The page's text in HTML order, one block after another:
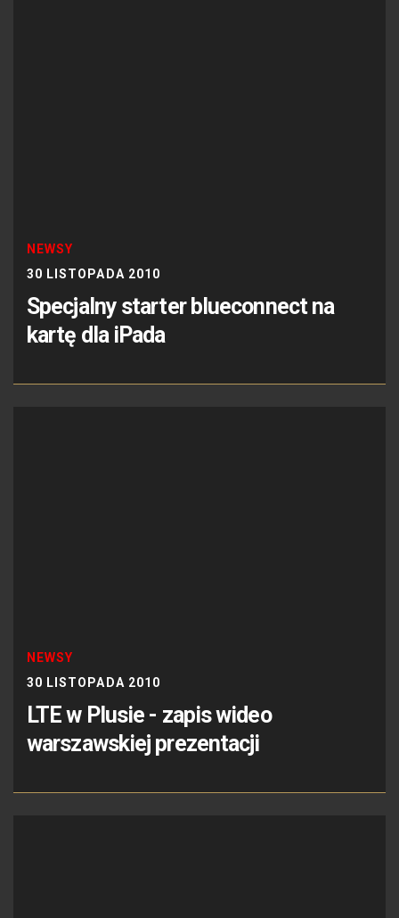
NEWSY
30 LISTOPADA 2010
Specjalny starter blueconnect na
kartę dla iPada
NEWSY
30 LISTOPADA 2010
LTE w Plusie - zapis wideo
warszawskiej prezentacji